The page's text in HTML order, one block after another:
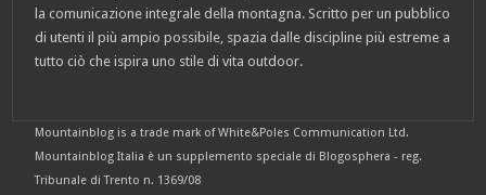
la comunicazione integrale della montagna. Scritto per un pubblico
di utenti il più ampio possibile, spazia dalle discipline più estreme a
tutto ciò che ispira uno stile di vita outdoor.
Mountainblog is a trade mark of White&Poles Communication Ltd.
Mountainblog Italia è un supplemento speciale di Blogosphera - reg.
Tribunale di Trento n. 1369/08